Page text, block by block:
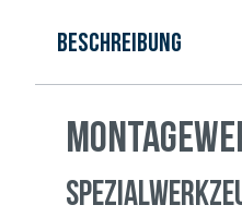
Beschreibung